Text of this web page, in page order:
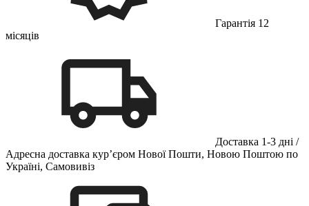
Гарантія 12
місяців
Доставка 1-3 дні /
Адресна доставка кур’єром Нової Пошти, Новою Поштою по
Україні, Самовивіз